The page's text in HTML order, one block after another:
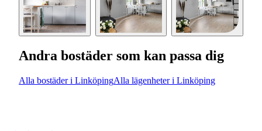
Andra bostäder som kan passa dig
Alla bostäder i LinköpingAlla lägenheter i Linköping